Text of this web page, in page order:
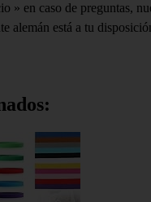
» en caso de preguntas,
alemán está a tu